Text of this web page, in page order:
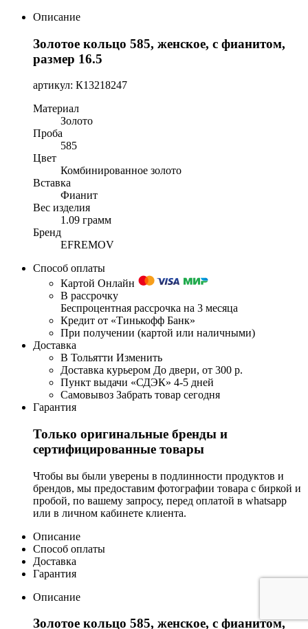
Описание
Золотое кольцо 585, женское, с фианитом,
размер 16.5
артикул: К13218247
Материал
Золото
Проба
585
Цвет
Комбинированное золото
Вставка
Фианит
Вес изделия
1.09 грамм
Бренд
EFREMOV
Способ оплаты
Картой Онлайн
В рассрочку
Беспроцентная рассрочка на 3 месяца
Кредит от «Тинькофф Банк»
При получении (картой или наличными)
Доставка
В Тольятти Изменить
Доставка курьером До двери, от 300 р.
Пункт выдачи «СДЭК» 4-5 дней
Самовывоз Забрать товар сегодня
Гарантия
Только оригинальные бренды и
сертифицированные товары
Чтобы вы были уверены в подлинности продуктов и
брендов, мы предоставим фотографии товара с биркой и
пробой, по вашему запросу, перед оплатой в whatsapp
или в личном кабинете клиента.
Описание
Способ оплаты
Доставка
Гарантия
Описание
Золотое кольцо 585, женское, с фианитом,